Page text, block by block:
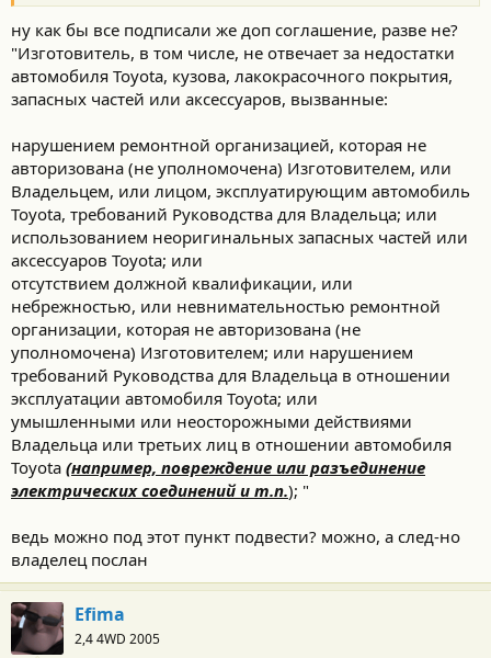
ну как бы все подписали же доп соглашение, разве не?
"Изготовитель, в том числе, не отвечает за недостатки
автомобиля Toyota, кузова, лакокрасочного покрытия,
запасных частей или аксессуаров, вызванные:
нарушением ремонтной организацией, которая не
авторизована (не уполномочена) Изготовителем, или
Владельцем, или лицом, эксплуатирующим автомобиль
Toyota, требований Руководства для Владельца; или
использованием неоригинальных запасных частей или
аксессуаров Toyota; или
отсутствием должной квалификации, или
небрежностью, или невнимательностью ремонтной
организации, которая не авторизована (не
уполномочена) Изготовителем; или нарушением
требований Руководства для Владельца в отношении
эксплуатации автомобиля Toyota; или
умышленными или неосторожными действиями
Владельца или третьих лиц в отношении автомобиля
Toyota (например, повреждение или разъединение
электрических соединений и т.п.); "
ведь можно под этот пункт подвести? можно, а след-но
владелец послан
Efima
2,4 4WD 2005